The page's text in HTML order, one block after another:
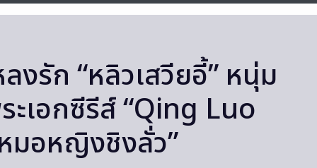
งรัก “หลิวเสวียอี้” หนุ่ม
ะเอกซีรีส์ “Qing Luo
มอหญิงชิงลั่ว”